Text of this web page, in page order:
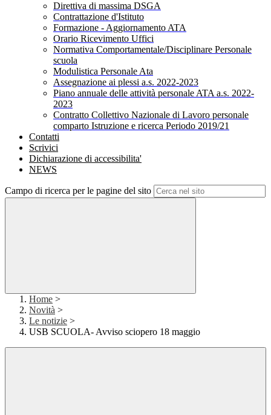
Direttiva di massima DSGA
Contrattazione d'Istituto
Formazione - Aggiornamento ATA
Orario Ricevimento Uffici
Normativa Comportamentale/Disciplinare Personale
scuola
Modulistica Personale Ata
Assegnazione ai plessi a.s. 2022-2023
Piano annuale delle attività personale ATA a.s. 2022-
2023
Contratto Collettivo Nazionale di Lavoro personale
comparto Istruzione e ricerca Periodo 2019/21
Contatti
Scrivici
Dichiarazione di accessibilita'
NEWS
Campo di ricerca per le pagine del sito
Home >
Novità >
Le notizie >
USB SCUOLA- Avviso sciopero 18 maggio